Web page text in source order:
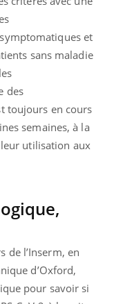
et
sans maladie
des
toujours en cours
semaines, à la
utilisation aux
de l’Inserm, en
d’Oxford,
pour savoir si